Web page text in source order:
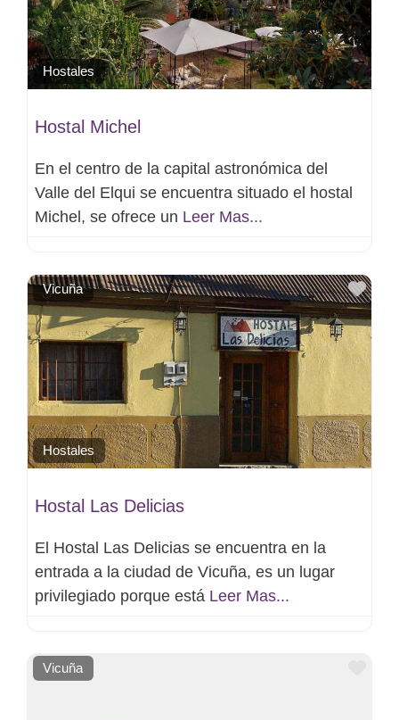
Hostales
Hostal Michel
En el centro de la capital astronómica del
Valle del Elqui se encuentra situado el hostal
Michel, se ofrece un Leer Mas...
Vicuña
Hostales
Hostal Las Delicias
El Hostal Las Delicias se encuentra en la
entrada a la ciudad de Vicuña, es un lugar
privilegiado porque está Leer Mas...
Vicuña